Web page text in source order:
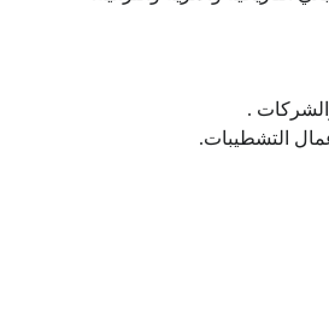
.
التشطيبات.